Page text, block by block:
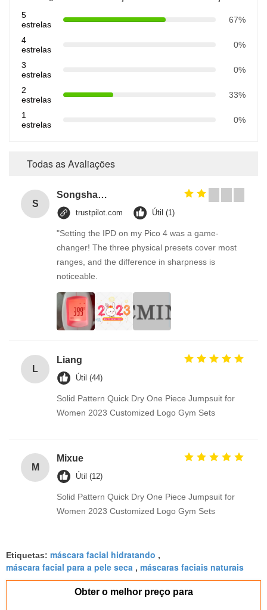
5
estrelas
67%
4
estrelas
0%
3
estrelas
0%
2
estrelas
33%
1
estrelas
0%
Todas as Avaliações
S
Songshang
trustpilot.com Útil (1)
"Setting the IPD on my Pico 4 was a game-
changer! The three physical presets cover most
ranges, and the difference in sharpness is
noticeable.
L
Liang
Útil (44)
Solid Pattern Quick Dry One Piece Jumpsuit for
Women 2023 Customized Logo Gym Sets
M
Mixue
Útil (12)
Solid Pattern Quick Dry One Piece Jumpsuit for
Women 2023 Customized Logo Gym Sets
Etiquetas: máscara facial hidratando ,
máscara facial para a pele seca , máscaras faciais naturais
Obter o melhor preço para